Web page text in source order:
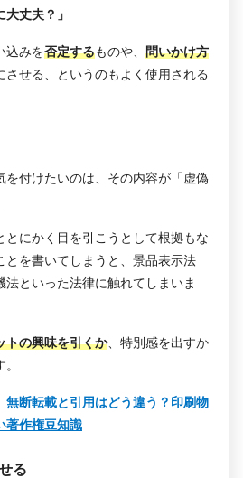
大丈夫？」
込みを否定するものや、 問いかけ方
させる、というのもよく使用される
を付けたいのは、その内容が「虚偽
とにかく目を引こうとして根拠もな
とを書いてしまうと、景品表示法
といった法律に触れてしまいま
トの興味を引くか、特別感を出すか
無断転載と引用はどう違う？印刷物
著作権豆知識
る